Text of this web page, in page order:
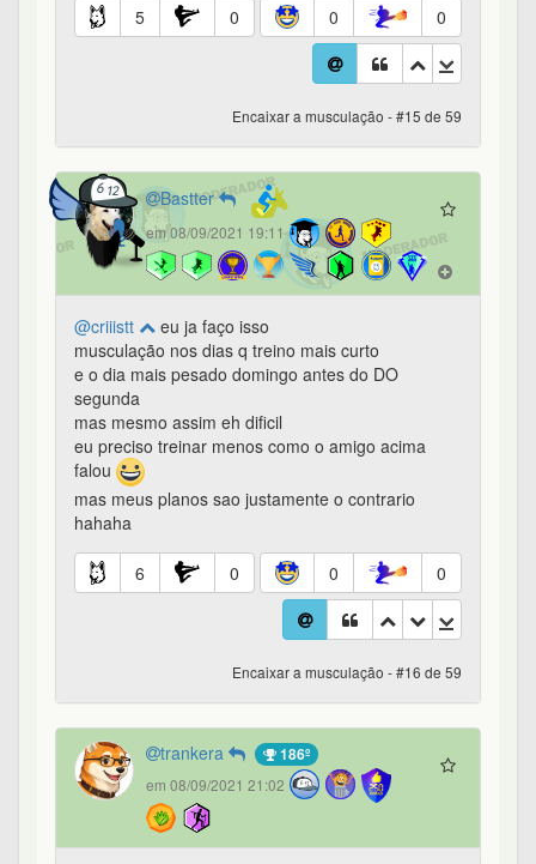
5 0 0 0
Encaixar a musculação - #15 de 59
Bastter
em 08/09/2021 19:11
@criiistt
eu ja faço isso
musculação nos dias q treino mais curto
e o dia mais pesado domingo antes do DO
segunda
mas mesmo assim eh dificil
eu preciso treinar menos como o amigo acima
falou
mas meus planos sao justamente o contrario
hahaha
6 0 0 0
Encaixar a musculação - #16 de 59
trankera 186º
em 08/09/2021 21:02